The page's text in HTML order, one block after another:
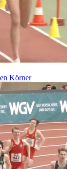
Körner